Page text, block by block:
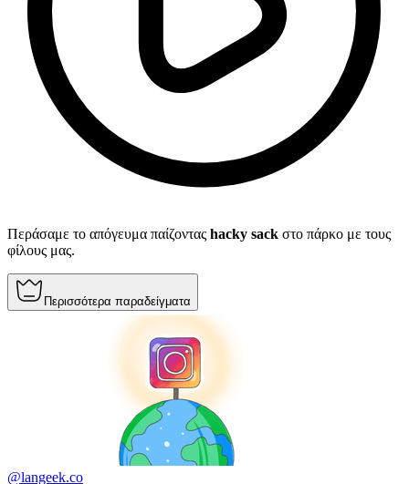
Περάσαμε το απόγευμα παίζοντας hacky sack στο πάρκο με τους
φίλους μας.
Περισσότερα παραδείγματα
@langeek.co